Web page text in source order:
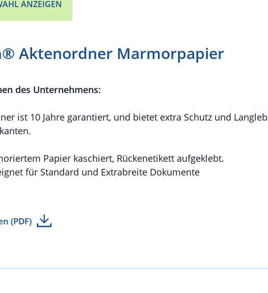
ANZEIGEN
Aktenordner Marmorpapier
des Unternehmens:
ist 10 Jahre garantiert, und bietet extra Schutz und
Papier kaschiert, Rückenetikett aufgeklebt.
für Standard und Extrabreite Dokumente
(PDF)